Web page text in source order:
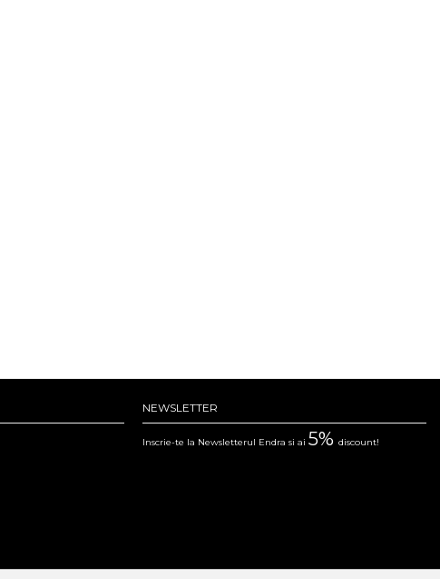
NEWSLETTER
Inscrie-te la Newsletterul Endra si ai 5% discount!